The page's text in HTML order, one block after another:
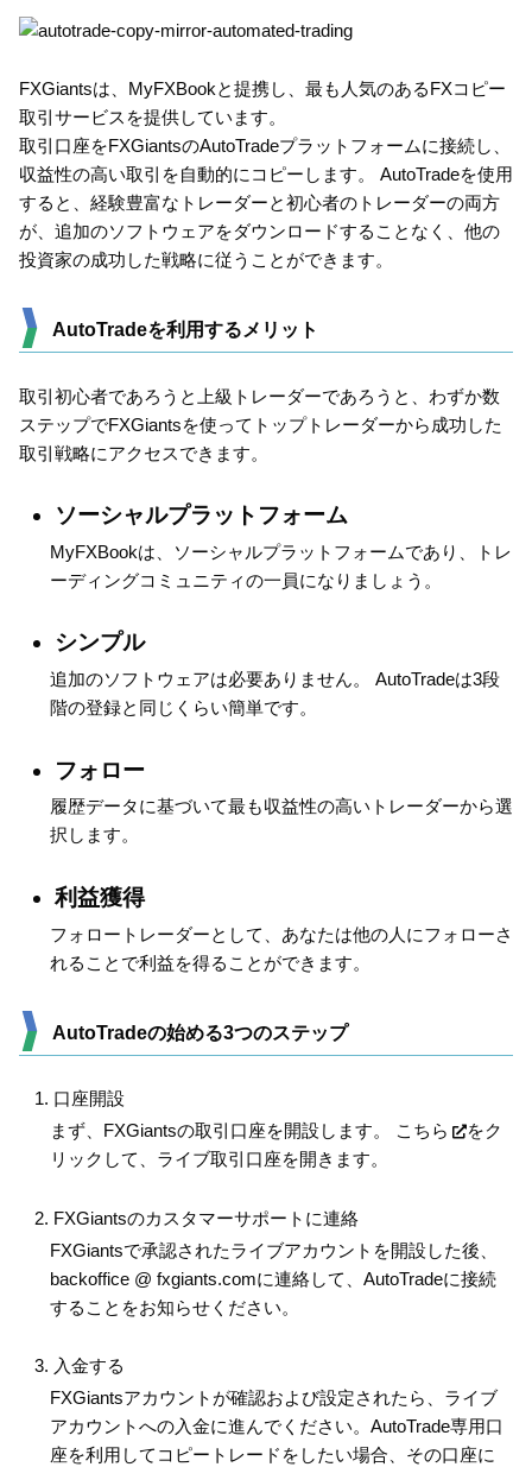
FXGiantsは、MyFXBookと提携し、最も人気のあるFXコピー
取引サービスを提供しています。
取引口座をFXGiantsのAutoTradeプラットフォームに接続し、
収益性の高い取引を自動的にコピーします。 AutoTradeを使用
すると、経験豊富なトレーダーと初心者のトレーダーの両方
が、追加のソフトウェアをダウンロードすることなく、他の
投資家の成功した戦略に従うことができます。
AutoTradeを利用するメリット
取引初心者であろうと上級トレーダーであろうと、わずか数
ステップでFXGiantsを使ってトップトレーダーから成功した
取引戦略にアクセスできます。
ソーシャルプラットフォーム
MyFXBookは、ソーシャルプラットフォームであり、トレ
ーディングコミュニティの一員になりましょう。
シンプル
追加のソフトウェアは必要ありません。 AutoTradeは3段
階の登録と同じくらい簡単です。
フォロー
履歴データに基づいて最も収益性の高いトレーダーから選
択します。
利益獲得
フォロートレーダーとして、あなたは他の人にフォローさ
れることで利益を得ることができます。
AutoTradeの始める3つのステップ
口座開設
まず、FXGiantsの取引口座を開設します。
こちら
をク
リックして、ライブ取引口座を開きます。
FXGiantsのカスタマーサポートに連絡
FXGiantsで承認されたライブアカウントを開設した後、
backoffice @ fxgiants.comに連絡して、AutoTradeに接続
することをお知らせください。
入金する
FXGiantsアカウントが確認および設定されたら、ライブ
アカウントへの入金に進んでください。AutoTrade専用口
座を利用してコピートレードをしたい場合、その口座に